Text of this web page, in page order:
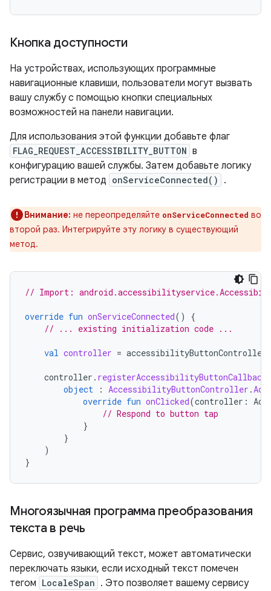
Кнопка доступности
На устройствах, использующих программные
навигационные клавиши, пользователи могут вызвать
вашу службу с помощью кнопки специальных
возможностей на панели навигации.
Для использования этой функции добавьте флаг
FLAG_REQUEST_ACCESSIBILITY_BUTTON в
конфигурацию вашей службы. Затем добавьте логику
регистрации в метод onServiceConnected() .
Внимание: не переопределяйте onServiceConnected во
второй раз. Интегрируйте эту логику в существующий
метод.
// Import:
override fun onServiceConnected()
{
// ... existing initialization code ...
val controller = accessibilityButtonController
controller . registerAccessibilityButtonCallback
object
: AccessibilityButtonController .
override fun onClicked(controller :
// Respond to button tap
}
}
)
}
Многоязычная программа преобразования
текста в речь
Сервис, озвучивающий текст, может автоматически
переключать языки, если исходный текст помечен
тегом LocaleSpan . Это позволяет вашему сервису